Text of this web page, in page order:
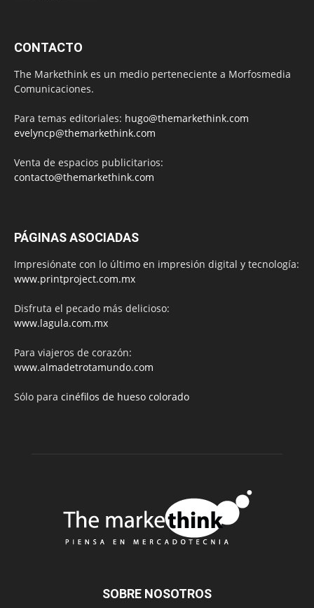
CONTACTO
The Markethink es un medio perteneciente a Morfosmedia
Comunicaciones.
Para temas editoriales: hugo@themarkethink.com
evelyncp@themarkethink.com
Venta de espacios publicitarios:
contacto@themarkethink.com
PÁGINAS ASOCIADAS
Impresiónate con lo último en impresión digital y tecnología:
www.printproject.com.mx
Disfruta el pecado más delicioso:
www.lagula.com.mx
Para viajeros de corazón:
www.almadetrotamundo.com
Sólo para cinéfilos de hueso colorado
SOBRE NOSOTROS